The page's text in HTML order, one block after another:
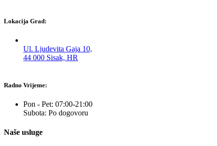
Lokacija Grad:
Ul. Ljudevita Gaja 10,
44 000 Sisak, HR
Radno Vrijeme:
Pon - Pet: 07:00-21:00
Subota: Po dogovoru
Naše usluge